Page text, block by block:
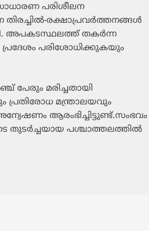
പരിശീലന
തിരച്ചിൽ-രക്ഷാപ്രവർത്തനങ്ങൾ
അപകടസ്ഥലത്ത് തകർന്ന
പരിശോധിക്കുകയും
പേരും മരിച്ചതായി
പ്രതിരോധ മന്ത്രാലയവും
ആരംഭിച്ചിട്ടുണ്ട്.സംഭവം
തുടർച്ചയായ പശ്ചാത്തലത്തിൽ